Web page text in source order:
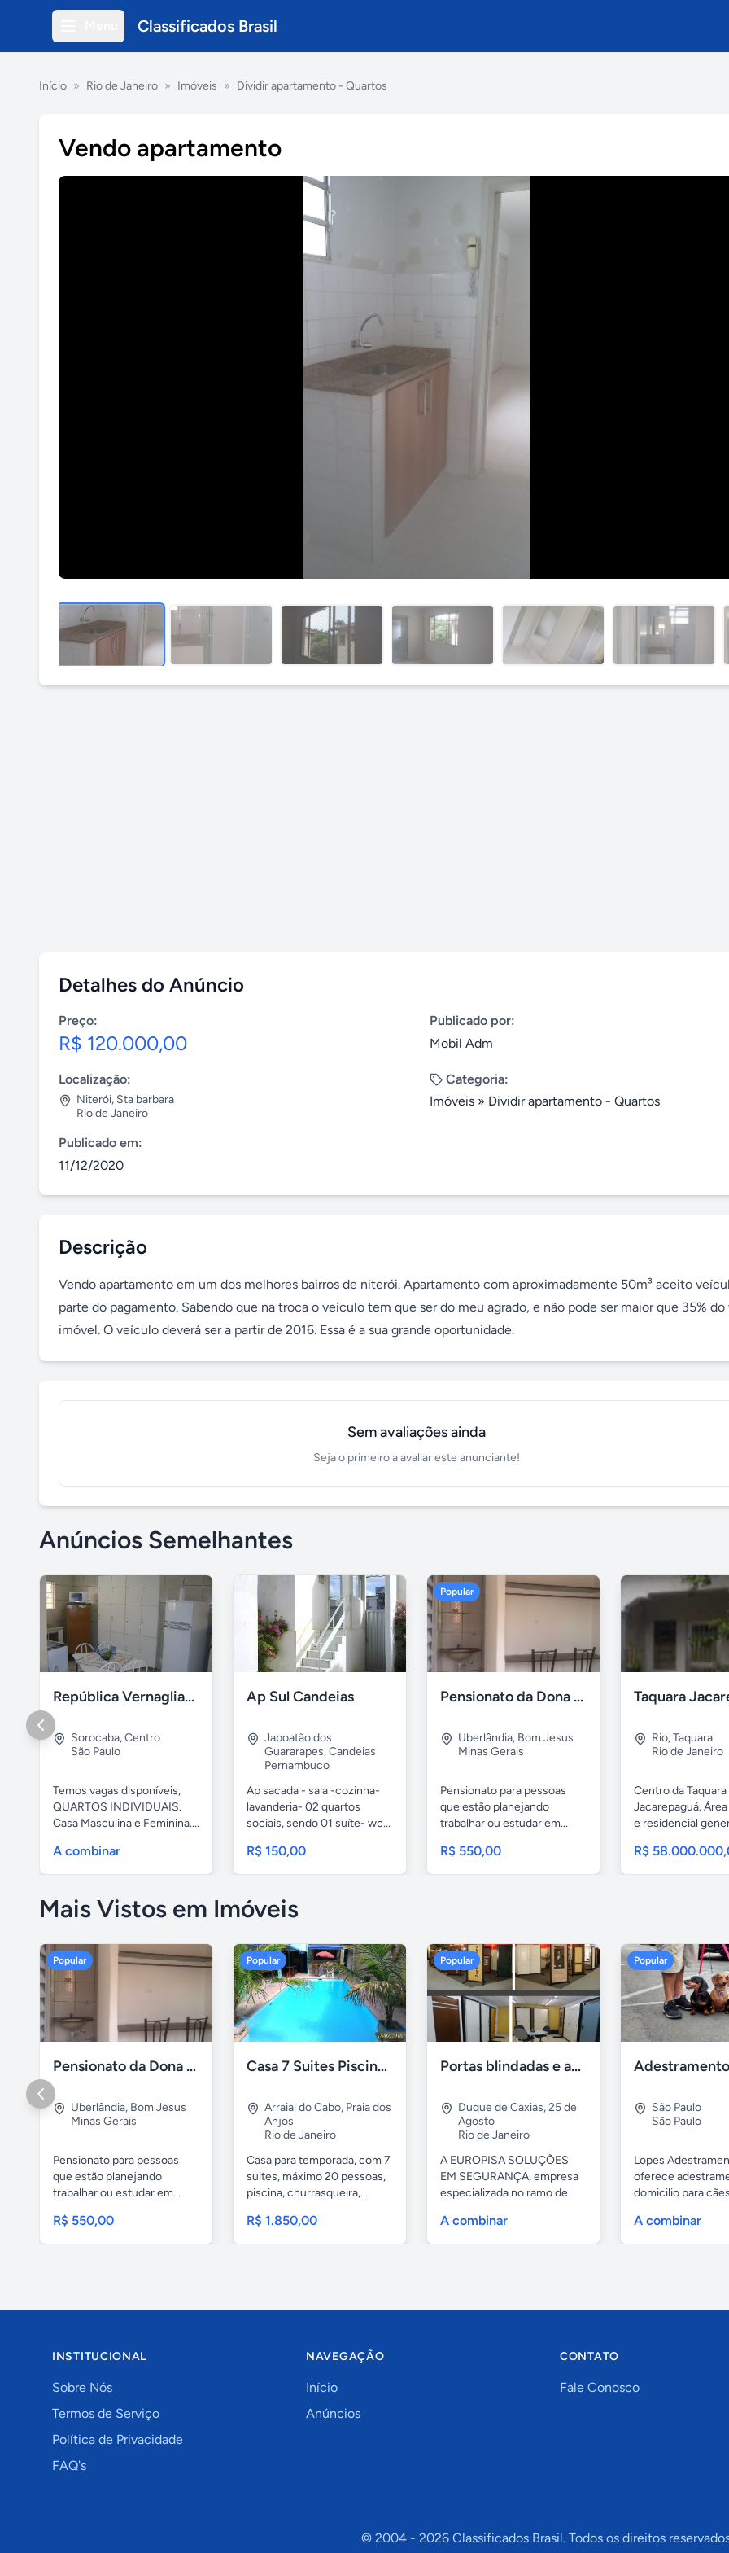
Classificados Brasil
Início » Rio de Janeiro » Imóveis » Dividir apartamento - Quartos
Vendo apartamento
Detalhes do Anúncio
Preço:
R$ 120.000,00
Publicado por:
Mobil Adm
Localização:
Niterói, Sta barbara
Rio de Janeiro
Categoria:
Imóveis » Dividir apartamento - Quartos
Publicado em:
11/12/2020
Descrição
Vendo apartamento em um dos melhores bairros de niterói. Apartamento com aproximadamente 50m³ aceito
parte do pagamento. Sabendo que na troca o veículo tem que ser do meu agrado, e não pode ser maior que 35% do
imóvel. O veículo deverá ser a partir de 2016. Essa é a sua grande oportunidade.
Sem avaliações ainda
Seja o primeiro a avaliar este anunciante!
Anúncios Semelhantes
República Vernaglia-Estudantes e ou Trabalhadores
Sorocaba,Centro
São Paulo
Temos vagas disponíveis,
QUARTOS INDIVIDUAIS.
Casa Masculina e Feminina....
A combinar
Ap Sul Candeias
Jaboatão dos
Guararapes,Candeias
Pernambuco
Ap sacada - sala -cozinha-
lavanderia- 02 quartos
sociais, sendo 01 suíte- wc...
R$ 150,00
Popular
Pensionato da Dona Maria - Uberlândia/MG
Uberlândia, Bom Jesus
Minas Gerais
Pensionato para pessoas
que estão planejando
trabalhar ou estudar em...
R$ 550,00
Rio,Taquara
Rio de Janeiro
Centro da Taquara
Jacarepaguá.
e residencial
R$
Mais Vistos em Imóveis
Popular
Pensionato da Dona Maria - Uberlândia/MG
Uberlândia, Bom Jesus
Minas Gerais
Pensionato para pessoas
que estão planejando
trabalhar ou estudar em...
R$ 550,00
Popular
Casa 7 Suites Piscina - Praia dos Anjos
Arraial do Cabo, Praia dos
Anjos
Rio de Janeiro
Casa para temporada, com 7
suites, máximo 20 pessoas,
piscina, churrasqueira,...
R$ 1.850,00
Popular
Portas blindadas e anti-arrombamento Europisa
Duque de Caxias,25 de
Agosto
Rio de Janeiro
A EUROPISA SOLUÇÕES
EM SEGURANÇA, empresa
especializada no ramo de
A combinar
Popular
São Paulo
São Paulo
Lopes
oferece
domicilio para
A combinar
INSTITUCIONAL
Sobre Nós
Termos de Serviço
Política de Privacidade
FAQ's
NAVEGAÇÃO
Início
Anúncios
CONTATO
Fale Conosco
© 2004 - 2026Classificados Brasil. Todos os direitos